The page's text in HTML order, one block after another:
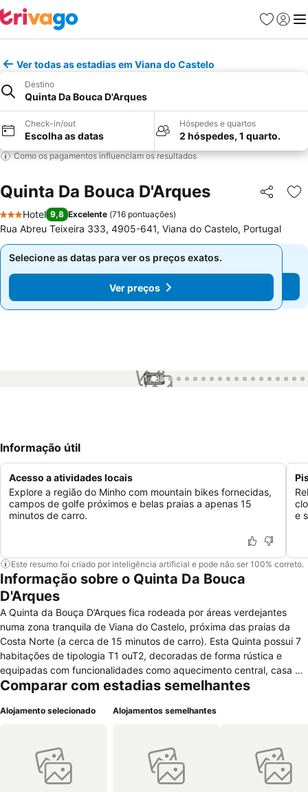
Favoritos
Iniciar
Ver todas as estadias em Viana do Castelo
Destino
Quinta Da Bouca D'Arques
Check-in/out
Escolha as datas
Hóspedes e quartos
2 hóspedes, 1 quarto.
Como os pagamentos influenciam os resultados
Quinta Da Bouca D'Arques Partilhar
3 Estrelas
Hotel 9,8 Excelente (716 pontuações)
Rua Abreu Teixeira 333, 4905-641, Viana do Castelo, Portugal
Selecione as datas para ver os preços exatos.
Ver preços
Selecione as datas para ver os preços exatos.
Ver preços
1 / 85
Informação útil
Acesso a atividades locais
Explore a região do Minho com mountain bikes fornecidas,
campos de golfe próximos e belas praias a apenas 15
minutos de carro.
e
Este resumo foi criado por inteligência artificial e pode não ser 100% correto.
Informação sobre o Quinta Da Bouca
D'Arques
A Quinta da Bouça D’Arques fica rodeada por áreas verdejantes
numa zona tranquila de Viana do Castelo, próxima das praias da
Costa Norte (a cerca de 15 minutos de carro). Esta Quinta possui 7
habitações de tipologia T1 ouT2, decoradas de forma rústica e
equipadas com funcionalidades como aquecimento central, casa de
banho com chuveiro/banheira e aquecedor de toalhas, sala de
Dvd, acesso à internet wireless, varanda e zona exterior exclusiva
seus filhos na casinha de madeira e usufruir de serviço de
massagens. Esta é uma quinta com um ambiente propício a umas
férias de descontracção ou de divertimento e lazer.
Comparar com estadias semelhantes
Alojamento selecionado Alojamentos semelhantes